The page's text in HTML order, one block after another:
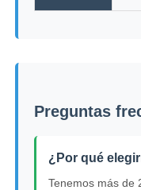
Preguntas
¿Por qué
Tenemos más de